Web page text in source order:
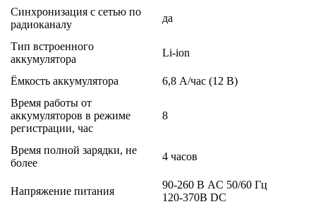
Синхронизация с сетью по
радиоканалу
да
Тип встроенного
аккумулятора
Li-ion
Ёмкость аккумулятора
6,8 А/час (12 В)
Время работы от
аккумуляторов в режиме
регистрации, час
8
Время полной зарядки, не
более
4 часов
Напряжение питания
90-260 В AC 50/60 Гц
120-370В DC